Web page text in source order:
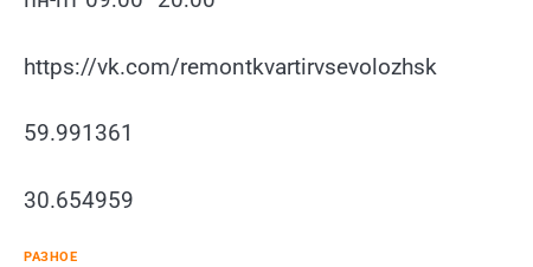
https://vk.com/remontkvartirvsevolozhsk
59.991361
30.654959
РАЗНОЕ